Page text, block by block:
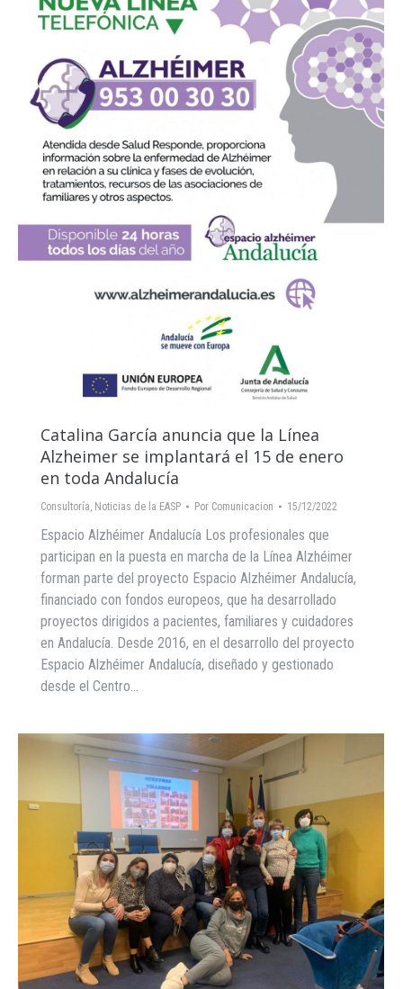
Catalina García anuncia que la Línea
Alzheimer se implantará el 15 de enero
en toda Andalucía
Consultoría, Noticias de la EASP Por Comunicacion 15/12/2022
Espacio Alzhéimer Andalucía Los profesionales que
participan en la puesta en marcha de la Línea Alzhéimer
forman parte del proyecto Espacio Alzhéimer Andalucía,
financiado con fondos europeos, que ha desarrollado
proyectos dirigidos a pacientes, familiares y cuidadores
en Andalucía. Desde 2016, en el desarrollo del proyecto
Espacio Alzhéimer Andalucía, diseñado y gestionado
desde el Centro…